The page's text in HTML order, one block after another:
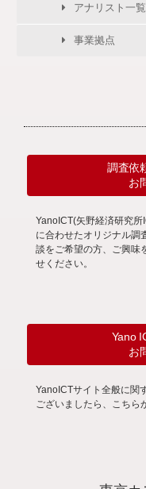
アナリスト一覧
事業拠点
調査依
お
YanoICT(矢野経済研究
に合わせたオリジナル調
談をご希望の方、ご興味
せください。
Yano
お
YanoICTサイト全般に関
ございましたら、こちら